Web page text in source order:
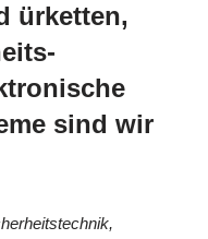
ürketten,
sind wir